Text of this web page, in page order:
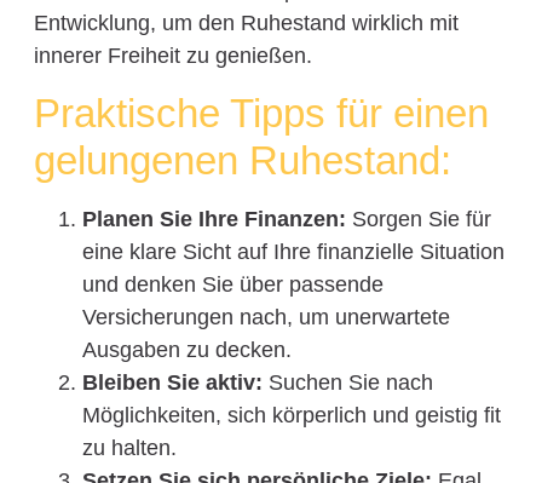
Entwicklung, um den Ruhestand wirklich mit
innerer Freiheit zu genießen.
Praktische Tipps für einen
gelungenen Ruhestand:
Planen Sie Ihre Finanzen: Sorgen Sie für
eine klare Sicht auf Ihre finanzielle Situation
und denken Sie über passende
Versicherungen nach, um unerwartete
Ausgaben zu decken.
Bleiben Sie aktiv: Suchen Sie nach
Möglichkeiten, sich körperlich und geistig fit
zu halten.